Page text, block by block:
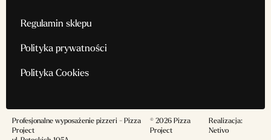
Regulamin sklepu
Polityka prywatności
Polityka Cookies
Profesjonalne wyposażenie pizzeri - Pizza
Project
© 2026 Pizza
Project
Realizacja:
Netivo